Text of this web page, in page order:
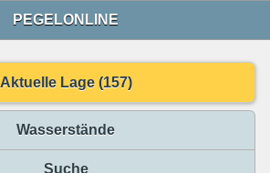
PEGELONLINE
Aktuelle Lage (157)
Wasserstände
Suche